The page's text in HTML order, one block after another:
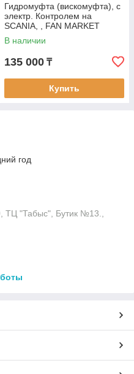
Гидромуфта (вискомуфта), с
электр. Контролем на
SCANIA, , FAN MARKET
FM311
В наличии
135 000 ₸
Купить
год
ТЦ "Табыс", Бутик №13.,